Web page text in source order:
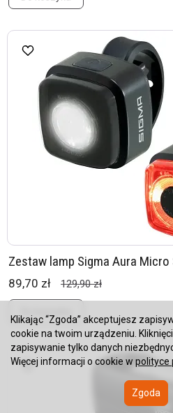
Zestaw lamp Sigma Aura Micro
89,70 zł 129,90 zł
Klikając “Zgoda” akceptujesz
cookie na twoim urządzeniu.
zapisywanie tylko danych
Więcej informacji o cookie w polityce
Zgoda